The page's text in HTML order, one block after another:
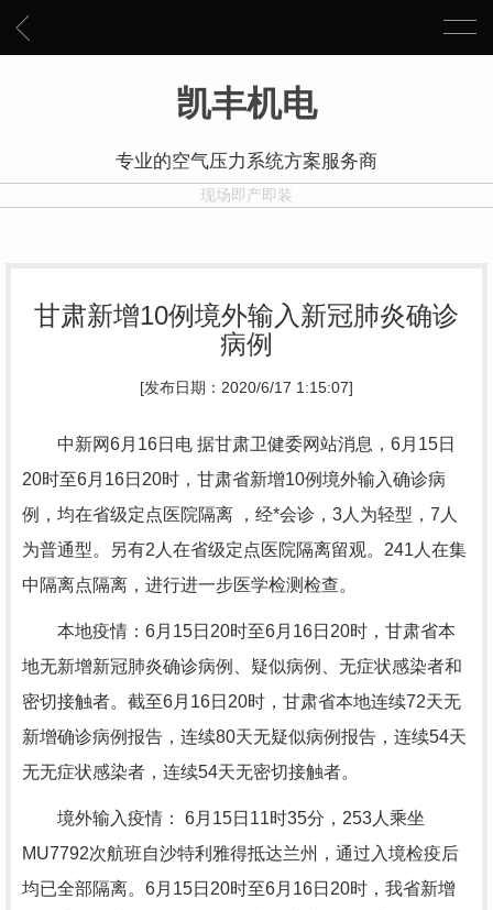
凯丰机电
专业的空气压力系统方案服务商
现场即产即装
甘肃新增10例境外输入新冠肺炎确诊
病例
[发布日期：2020/6/17 1:15:07]
中新网6月16日电 据甘肃卫健委网站消息，6月15日
20时至6月16日20时，甘肃省新增10例境外输入确诊病
例，均在省级定点医院隔离 ，经*会诊，3人为轻型，7人
为普通型。另有2人在省级定点医院隔离留观。241人在集
中隔离点隔离，进行进一步医学检测检查。
本地疫情：6月15日20时至6月16日20时，甘肃省本
地无新增新冠肺炎确诊病例、疑似病例、无症状感染者和
密切接触者。截至6月16日20时，甘肃省本地连续72天无
新增确诊病例报告，连续80天无疑似病例报告，连续54天
无无症状感染者，连续54天无密切接触者。
境外输入疫情： 6月15日11时35分，253人乘坐
MU7792次航班自沙特利雅得抵达兰州，通过入境检疫后
均已全部隔离。6月15日20时至6月16日20时，我省新增